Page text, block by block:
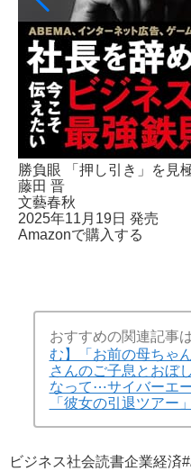
勝負眼 「押し引き」を見
藤田 晋
文藝春秋
2025年11月19日 発売
Amazonで購入する
おすすめの関連記事
む】「お前の母ちゃ
さんのご子息とおぼ
なって⋯サイバーエ
「彼女の引退ツアー
ビジネス社会読書企業経済